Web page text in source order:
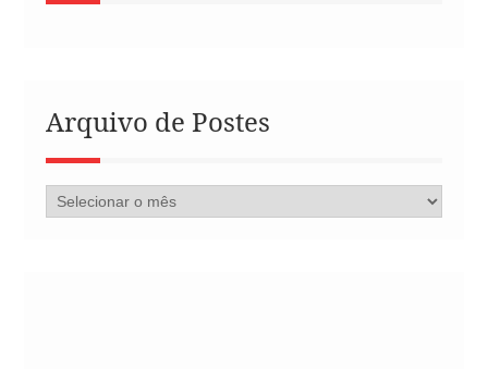
Arquivo de Postes
Arquivo
de